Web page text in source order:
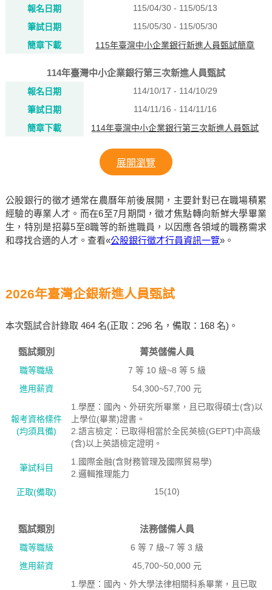
報名日期
115/04/30 - 115/05/13
筆試日期
115/05/30 - 115/05/30
簡章下載
115年臺灣中小企業銀行新進人員甄試簡章
114年臺灣中小企業銀行第三次新進人員甄試
報名日期
114/10/17 - 114/10/29
筆試日期
114/11/16 - 114/11/16
簡章下載
114年臺灣中小企業銀行第三次新進人員甄試
展開瀏覽
公股銀行的徵才通常在農曆年前後展開，主要針對已在職場積累
經驗的專業人才。而在6至7月期間，徵才焦點轉向新鮮大學畢業
生，特別是招募5至8職等的新進職員，以因應各領域的職務需求
和尋找合適的人才。查看«公股銀行徵才行員資訊一覽»。
2026年臺灣企銀新進人員甄試
本次甄試合計錄取 464 名(正取：296 名，備取：168 名)。
甄試類別 菁英儲備人員
職等職級
7 等 10 級~8 等 5 級
進用薪資
54,300~57,700 元
報考資格絛件
(均須具備)
1.學歷：國內、外研究所畢業，且已取得碩士(含)以
上學位(畢業)證書。
2.語言檢定：已取得相當於全民英檢(GEPT)中高級
(含)以上英語檢定證明。
筆試科目
1.國際金融(含財務管理及國際貿易學)
2.邏輯推理能力
正取(備取)
15(10)
甄試類別 法務儲備人員
職等職級
6 等 7 級~7 等 3 級
進用薪資
45,700~50,000 元
1.學歷：國內、外大學法律相關科系畢業，且已取